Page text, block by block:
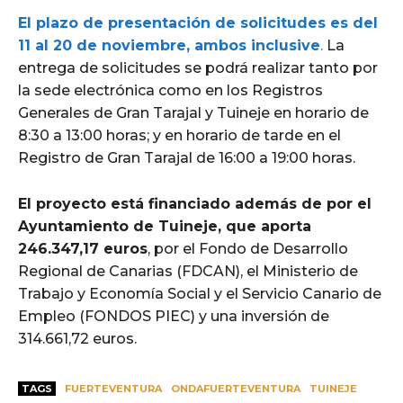
El plazo de presentación de solicitudes es del
11 al 20 de noviembre, ambos inclusive. La
entrega de solicitudes se podrá realizar tanto por
la sede electrónica como en los Registros
Generales de Gran Tarajal y Tuineje en horario de
8:30 a 13:00 horas; y en horario de tarde en el
Registro de Gran Tarajal de 16:00 a 19:00 horas.
El proyecto está financiado además de por el
Ayuntamiento de Tuineje, que aporta
246.347,17 euros, por el Fondo de Desarrollo
Regional de Canarias (FDCAN), el Ministerio de
Trabajo y Economía Social y el Servicio Canario de
Empleo (FONDOS PIEC) y una inversión de
314.661,72 euros.
TAGS FUERTEVENTURA ONDAFUERTEVENTURA TUINEJE